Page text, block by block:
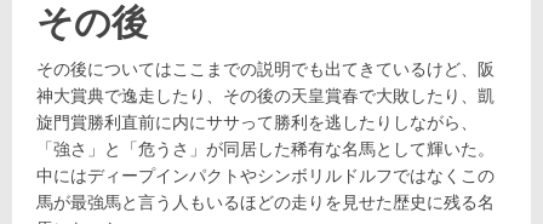
その後
その後についてはここまでの説明でも出てきているけど、阪
神大賞典で逸走したり、その後の天皇賞春で大敗したり、凱
旋門賞勝利直前に内にササって勝利を逃したりしながら、
「強さ」と「危うさ」が同居した稀有な名馬として輝いた。
中にはディープインパクトやシンボリルドルフではなくこの
馬が最強馬と言う人もいるほどの走りを見せた歴史に残る名